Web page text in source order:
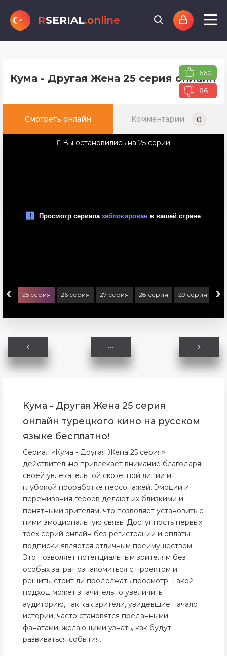
RSERIAL.online
Кума - Другая Жена 25 серия онлайн
660
86
Смотреть онлайн Комментарии 0
Вы остановились на 25 серии
‹ 25 серия 26 серия 27 серия 28 серия 29 серия 30
›
Кума - Другая Жена 25 серия
онлайн турецкого кино на русском
языке бесплатно!
Сериал «Кума - Другая Жена 25 серия»
действительно привлекает внимание благодаря
своей увлекательной сюжетной линии и
глубокой проработке персонажей. Эмоции и
переживания героев делают их близкими и
понятными зрителям, что позволяет установить с
ними эмоциональную связь. Доступность первых
трех серий онлайн без регистрации и оплаты
подписки является отличным преимуществом.
Это позволяет потенциальным зрителям без
особых затрат ознакомиться с проектом и
решить, стоит ли продолжать просмотр. Такой
подход может значительно увеличить
аудиторию, так как зрители, увидевшие начало
истории, часто становятся преданными
фанатами, желающими узнать, как будут
развиваться события.